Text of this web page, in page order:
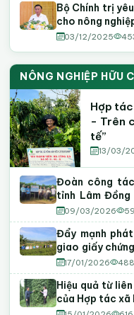
Bộ Chính trị
cho nông
03/12/2025
NÔNG NGHIỆP HỮU
Hợp tác
- Trên
tế”
13/03/
Đoàn công
tỉnh Lâm Đồng
tại phường Tiến
09/03/2026
Đẩy mạnh
giao giấy
chuẩn Việt Nam
17/01/2026 488
Hiệu quả từ
của Hợp tác xã